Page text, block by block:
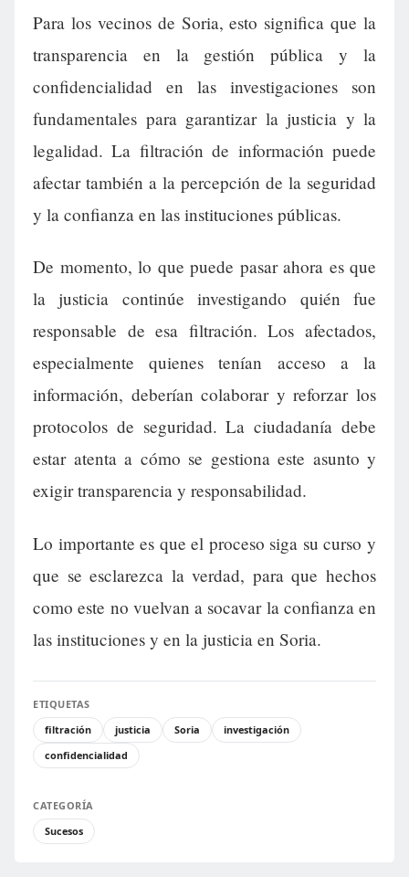
Para los vecinos de Soria, esto significa que la
transparencia en la gestión pública y la
confidencialidad en las investigaciones son
fundamentales para garantizar la justicia y la
legalidad. La filtración de información puede
afectar también a la percepción de la seguridad
y la confianza en las instituciones públicas.
De momento, lo que puede pasar ahora es que
la justicia continúe investigando quién fue
responsable de esa filtración. Los afectados,
especialmente quienes tenían acceso a la
información, deberían colaborar y reforzar los
protocolos de seguridad. La ciudadanía debe
estar atenta a cómo se gestiona este asunto y
exigir transparencia y responsabilidad.
Lo importante es que el proceso siga su curso y
que se esclarezca la verdad, para que hechos
como este no vuelvan a socavar la confianza en
las instituciones y en la justicia en Soria.
ETIQUETAS
filtración
justicia Soria
investigación
confidencialidad
CATEGORÍA
Sucesos